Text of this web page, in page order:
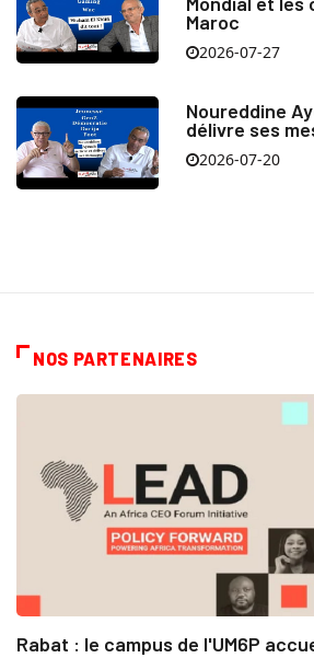
Maroc
2026-07-27
Noureddine
délivre ses
2026-07-20
NOS PARTENAIRES
Rabat : le campus de l'UM6P